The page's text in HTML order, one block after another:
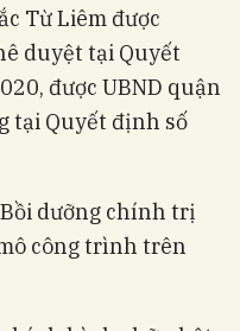
Từ Liêm được
duyệt tại Quyết
được UBND quận
tại Quyết định số
dưỡng chính trị
công trình trên